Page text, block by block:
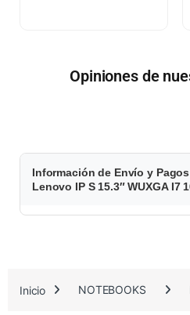
Opiniones de
$
1
.
2
Información de Envío y
Lenovo IP S 15.3″ WUXGA I7
Inicio NOTEBOOKS